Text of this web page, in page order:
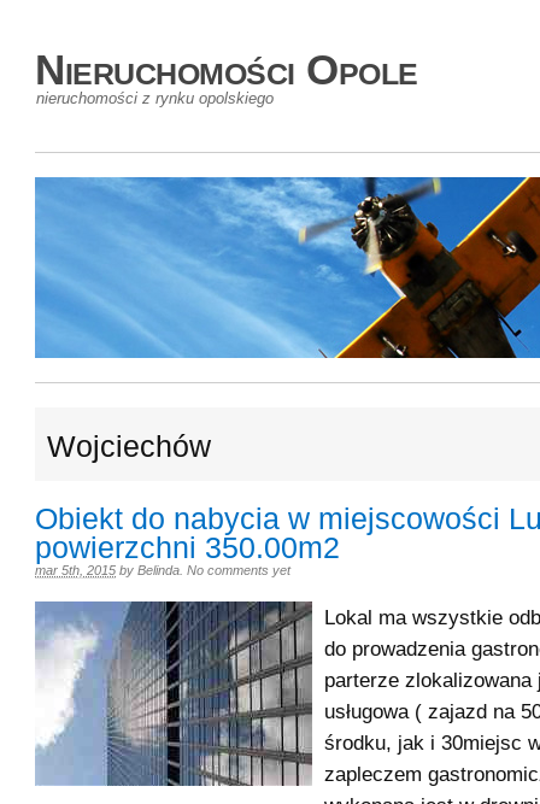
Nieruchomości Opole
nieruchomości z rynku opolskiego
Wojciechów
Obiekt do nabycia w miejscowości
powierzchni 350.00m2
mar 5th, 2015 by Belinda No comments yet
Lokal ma wszystkie
do prowadzenia
parterze
usługowa ( zajazd na
środku, jak i 30miejsc
zapleczem